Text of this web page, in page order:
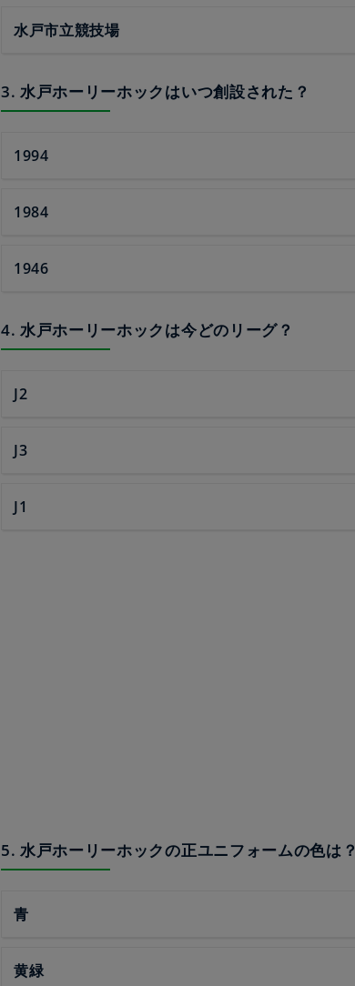
水戸市立競技場
3. 水戸ホーリーホックはいつ創設された？
1994
1984
1946
4. 水戸ホーリーホックは今どのリーグ？
J2
J3
J1
5. 水戸ホーリーホックの正ユニフォームの色は？
青
黄緑